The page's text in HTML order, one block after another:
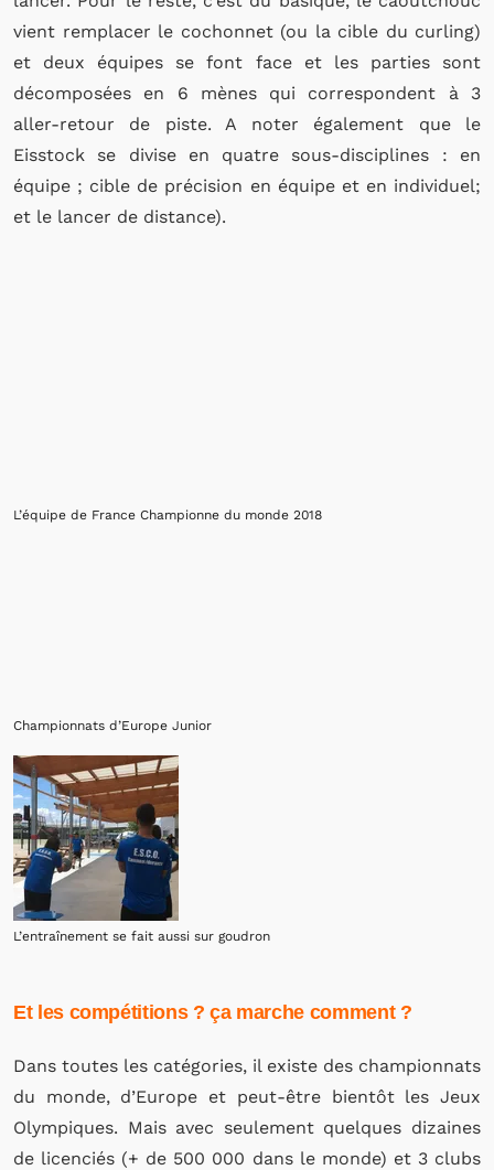
vient remplacer le cochonnet (ou la cible du curling)
et deux équipes se font face et les parties sont
décomposées en 6 mènes qui correspondent à 3
aller-retour de piste. A noter également que le
Eisstock se divise en quatre sous-disciplines : en
équipe ; cible de précision en équipe et en individuel;
et le lancer de distance).
L’équipe de France Championne du monde 2018
Championnats d’Europe Junior
L’entraînement se fait aussi sur goudron
Et les compétitions ? ça marche comment ?
Dans toutes les catégories, il existe des championnats
du monde, d’Europe et peut-être bientôt les Jeux
Olympiques. Mais avec seulement quelques dizaines
de licenciés (+ de 500 000 dans le monde) et 3 clubs